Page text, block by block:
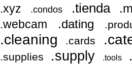
.xyz .condos .tienda
.webcam .dating
.cleaning .cards
.supplies .supply .tools